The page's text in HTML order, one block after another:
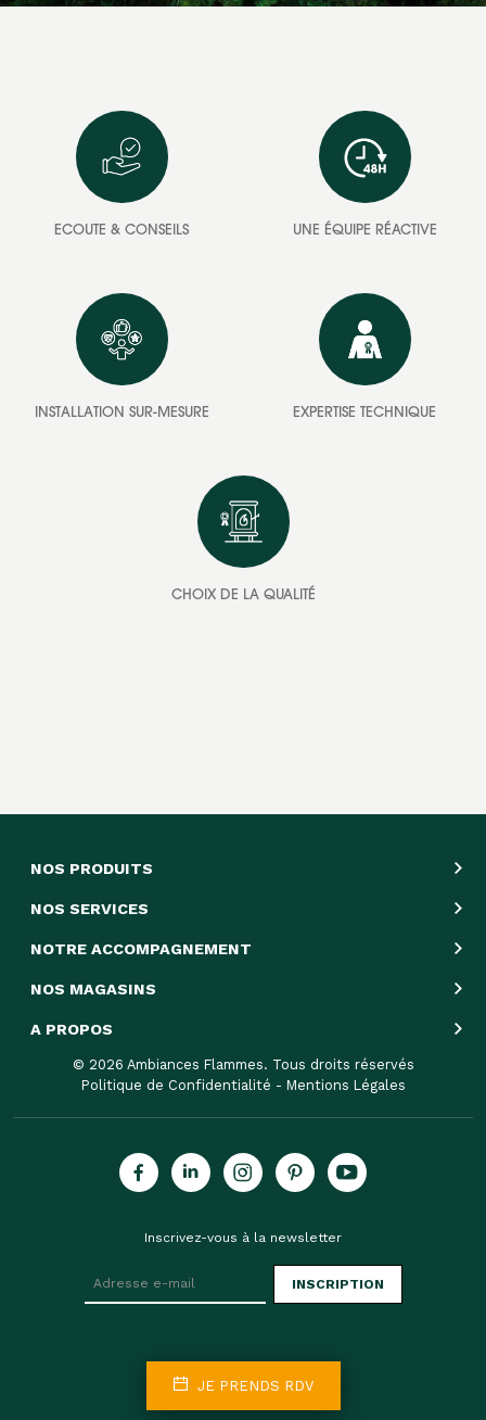
JE PRENDS RDV
ECOUTE & CONSEILS UNE ÉQUIPE RÉACTIVE
INSTALLATION SUR-MESURE EXPERTISE TECHNIQUE
CHOIX DE LA QUALITÉ
NOS PRODUITS
NOS SERVICES
NOTRE ACCOMPAGNEMENT
NOS MAGASINS
A PROPOS
© 2026 Ambiances Flammes. Tous droits réservés
Politique de Confidentialité - Mentions Légales
Inscrivez-vous à la newsletter
INSCRIPTION